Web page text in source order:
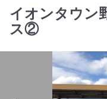
イオンタウン
ス②